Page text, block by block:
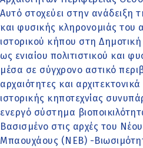
Αυτό στοχεύει στην ανάδειξη
και φυσικής κληρονομιάς του
ιστορικού κήπου στη
ως ενιαίου πολιτιστικού και
μέσα σε σύγχρονο αστικό
αρχαιότητες και
ιστορικής κηποτεχνίας
ενεργό σύστημα
Βασισμένο στις αρχές του
Μπαουχάους (NEB) -